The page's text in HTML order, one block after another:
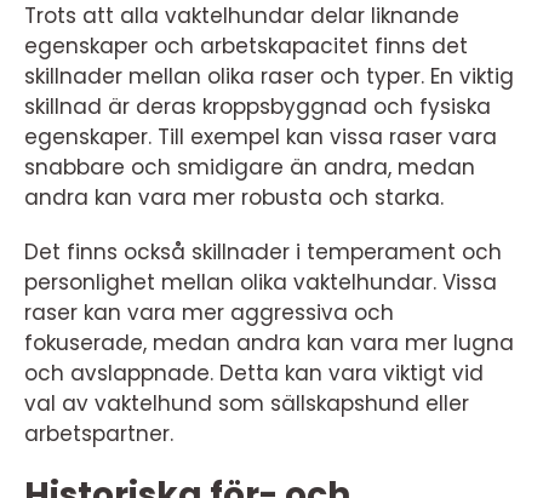
Trots att alla vaktelhundar delar liknande
egenskaper och arbetskapacitet finns det
skillnader mellan olika raser och typer. En viktig
skillnad är deras kroppsbyggnad och fysiska
egenskaper. Till exempel kan vissa raser vara
snabbare och smidigare än andra, medan
andra kan vara mer robusta och starka.
Det finns också skillnader i temperament och
personlighet mellan olika vaktelhundar. Vissa
raser kan vara mer aggressiva och
fokuserade, medan andra kan vara mer lugna
och avslappnade. Detta kan vara viktigt vid
val av vaktelhund som sällskapshund eller
arbetspartner.